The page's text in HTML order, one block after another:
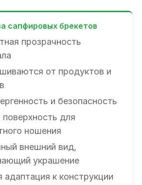
сапфировых брекетов
прозрачность
от продуктов и
и безопасность
поверхность для
ношения
внешний вид,
украшение
адаптация к конструкции